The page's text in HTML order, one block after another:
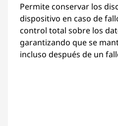
Permite conservar los
dispositivo en caso de
control total sobre los
garantizando que se
incluso después de un